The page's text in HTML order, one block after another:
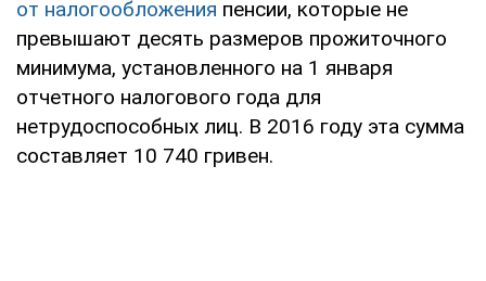
от налогообложения пенсии, которые не
превышают десять размеров прожиточного
минимума, установленного на 1 января
отчетного налогового года для
нетрудоспособных лиц. В 2016 году эта сумма
составляет 10 740 гривен.